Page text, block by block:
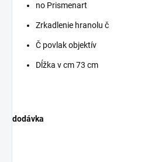
no Prismenart
Zrkadlenie hranolu č
Č povlak objektív
Dĺžka v cm 73 cm
dodávka